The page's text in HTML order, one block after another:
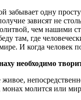
забывает одну
зависят не
чем нашими
там, где
И когда человек
необходимо
молится или